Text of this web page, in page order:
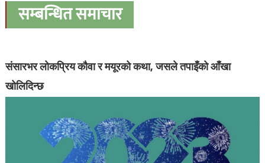
सम्बन्धित समाचार
संसारभर लोकप्रिय कौवा र मयूरको कथा, जसले तपाइँको आँखा
खोलिदिन्छ